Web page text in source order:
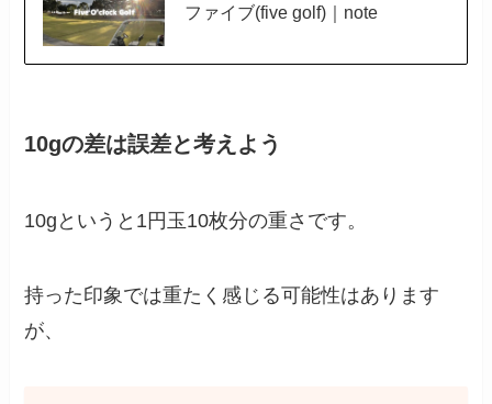
ファイブ(five golf)｜note
10gの差は誤差と考えよう
10gというと1円玉10枚分の重さです。
持った印象では重たく感じる可能性はあります
が、